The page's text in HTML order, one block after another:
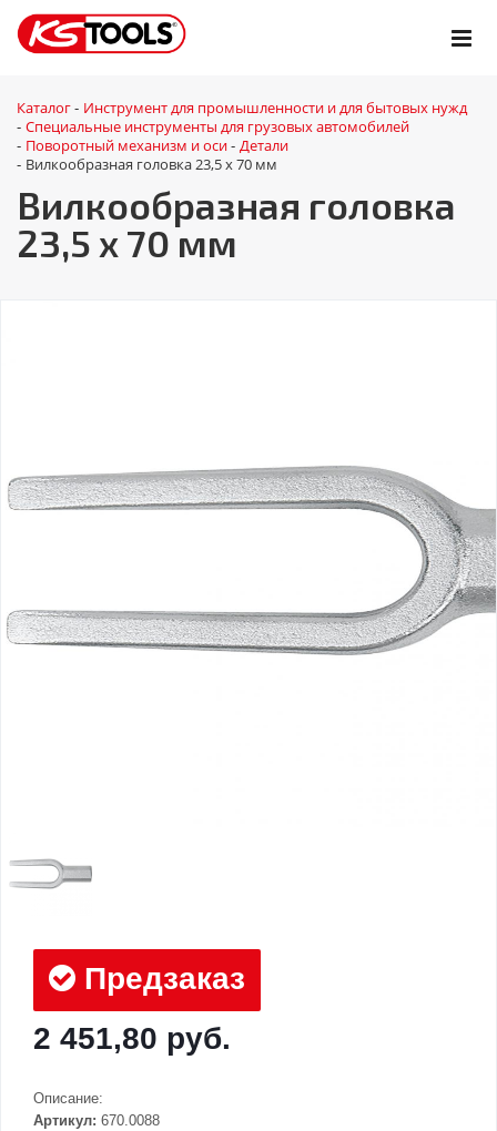
Каталог - Инструмент для промышленности и для бытовых нужд
- Специальные инструменты для грузовых автомобилей
- Поворотный механизм и оси - Детали
- Вилкообразная головка 23,5 x 70 мм
Вилкообразная головка
23,5 x 70 мм
Предзаказ
2 451,80 руб.
Описание:
Артикул: 670.0088